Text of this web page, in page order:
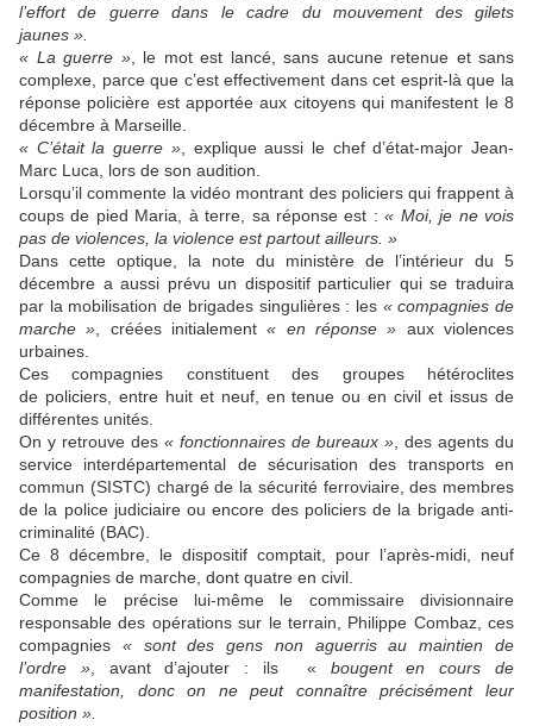
l’effort de guerredans le cadre du mouvement des gilets
jaunes ».
« La guerre », le mot est lancé, sans aucune retenue et sans
complexe, parce que c’est effectivement dans cet esprit-là que la
réponse policière est apportée aux citoyens qui manifestent le 8
décembre à Marseille.
« C’était la guerre », explique aussi le chef d’état-major Jean-
Marc Luca, lors de son audition.
Lorsqu’il commente la vidéo montrant des policiers qui frappent à
coups de pied Maria, à terre, sa réponse est :« Moi, je ne vois
pas de violences, la violence est partout ailleurs. »
Dans cette optique, la note du ministère de l’intérieur du 5
décembre a aussi prévu un dispositif particulier qui se traduira
par la mobilisation de brigades singulières : les « compagnies de
marche » , créées initialement« en réponse » aux violences
urbaines.
Ces compagnies constituent des groupes hétéroclites
de policiers, entre huit et neuf, en tenue ou en civil et issus de
différentes unités.
On y retrouve des « fonctionnaires de bureaux » , des agents du
service interdépartemental de sécurisation des transports en
commun (SISTC) chargé de la sécurité ferroviaire, des membres
de la police judiciaire ou encore des policiers de la brigade anti-
criminalité (BAC).
Ce 8 décembre, le dispositif comptait, pour l’après-midi, neuf
compagnies de marche, dont quatre en civil.
Comme le précise lui-même le commissaire divisionnaire
responsable des opérations sur le terrain, Philippe Combaz, ces
compagnies « sont des gens non aguerris au maintien de
l’ordre », avant d’ajouter : ils « bougent en cours de
manifestation, donc on ne peut connaître précisément leur
position ».